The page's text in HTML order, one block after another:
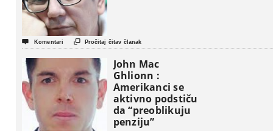
 Komentari  Pročitaj čitav članak
John Mac
Ghlionn :
Amerikanci se
aktivno podstiču
da “preoblikuju
penziju”